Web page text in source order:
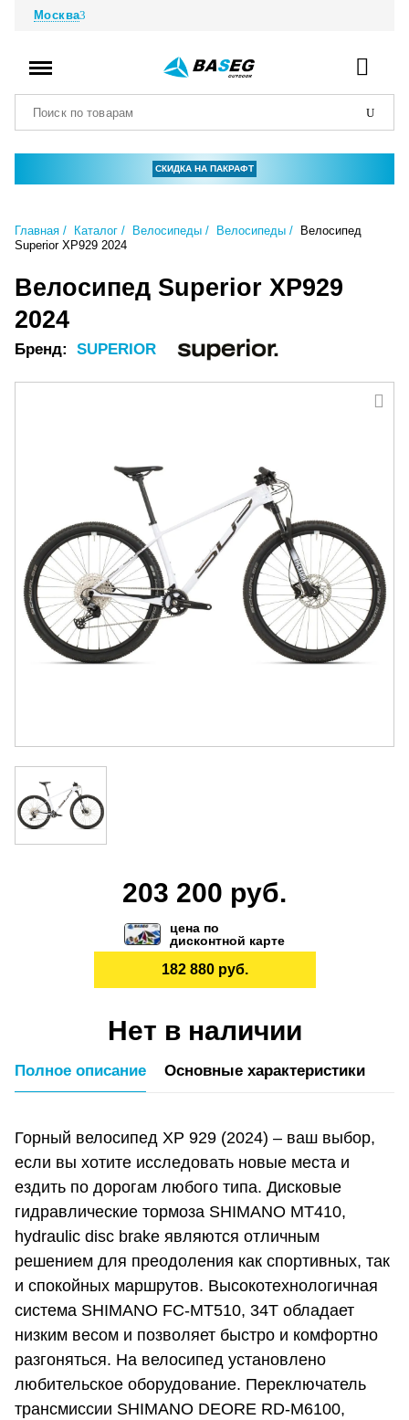
Москва
СКИДКА НА ПАКРАФТ
Главная Каталог Велосипеды Велосипеды
Велосипед
Superior XP929 2024
Велосипед Superior XP929
2024
Бренд: SUPERIOR
203 200 руб.
цена по
дисконтной карте
182 880 руб.
Нет в наличии
Полное описание Основные характеристики
Горный велосипед XP 929 (2024) – ваш выбор,
если вы хотите исследовать новые места и
ездить по дорогам любого типа. Дисковые
гидравлические тормоза SHIMANO MT410,
hydraulic disc brake являются отличным
решением для преодоления как спортивных, так
и спокойных маршрутов. Высокотехнологичная
система SHIMANO FC-MT510, 34T обладает
низким весом и позволяет быстро и комфортно
разгоняться. На велосипед установлено
любительское оборудование. Переключатель
трансмиссии SHIMANO DEORE RD-M6100,